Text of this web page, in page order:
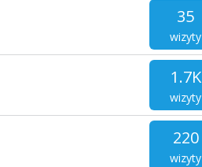
35
wizyty
1.7K
wizyty
220
wizyty